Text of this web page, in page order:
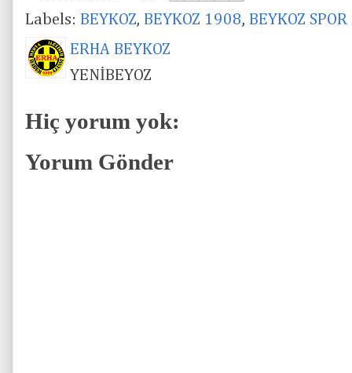
Labels: BEYKOZ, BEYKOZ 1908, BEYKOZ
ERHA BEYKOZ
YENİBEYOZ
Hiç yorum yok:
Yorum Gönder